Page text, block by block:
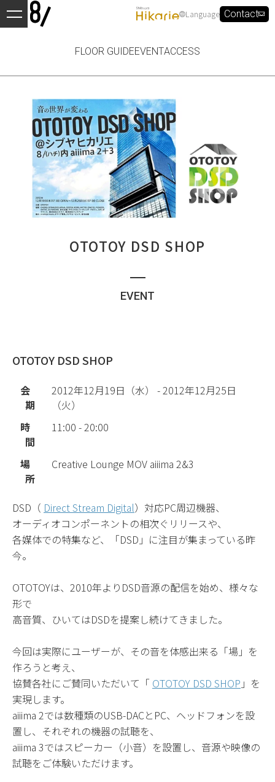
Language Contact
FLOOR GUIDEEVENTACCESS
OTOTOY DSD SHOP
EVENT
OTOTOY DSD SHOP
会
期
2012年12月19日（水） - 2012年12月25日
（火）
時
間
11:00 - 20:00
場
所
Creative Lounge MOV aiiima 2&3
DSD（ Direct Stream Digital）対応PC周辺機器、
オーディオコンポーネントの相次ぐリリースや、
各媒体での特集など、「DSD」に注目が集まっている昨
今。
OTOTOYは、2010年よりDSD音源の配信を始め、様々な
形で
高音質、ひいてはDSDを提案し続けてきました。
今回は実際にユーザーが、その音を体感出来る「場」を
作ろうと考え、
協賛各社にご賛同いただいて「 OTOTOY DSD SHOP 」を
実現します。
aiiima 2では数種類のUSB-DACとPC、ヘッドフォンを設
置し、それぞれの機器の試聴を、
aiiima 3ではスピーカー（小音）を設置し、音源や映像の
試聴をご体験いただけます。